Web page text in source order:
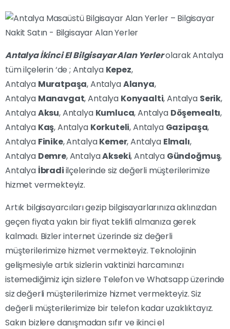
Antalya İkinci El Bilgisayar Alan Yerlerolarak Antalya
tüm ilçelerin ‘de ; Antalya Kepez,
Antalya Muratpaşa, AntalyaAlanya,
Antalya Manavgat, Antalya Konyaalti, Antalya Serik,
AntalyaAksu, Antalya Kumluca, Antalya Döşemealtı,
Antalya Kaş, Antalya Korkuteli, Antalya Gazipaşa,
Antalya Finike, AntalyaKemer, Antalya Elmalı,
Antalya Demre, AntalyaAkseki, Antalya Gündoğmuş,
Antalya İbradiilçelerinde siz değerli müşterilerimize
hizmet vermekteyiz.
Artık bilgisayarcıları gezip bilgisayarlarınıza aklınızdan
geçen fiyata yakın bir fiyat teklifi almanıza gerek
kalmadı. Bizler internet üzerinde siz değerli
müşterilerimize hizmet vermekteyiz. Teknolojinin
gelişmesiyle artık sizlerin vaktinizi harcamınızı
istemediğimiz için sizlere Telefon ve Whatsapp üzerinde
siz değerli müşterilerimize hizmet vermekteyiz. Siz
değerli müşterilerimize bir telefon kadar uzaklıktayız.
Sakın bizlere danışmadan sıfır ve ikinci el